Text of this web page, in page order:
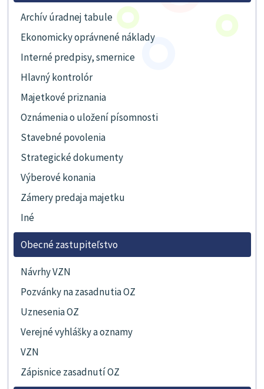
Archív úradnej tabule
Ekonomicky oprávnené náklady
Interné predpisy, smernice
Hlavný kontrolór
Majetkové priznania
Oznámenia o uložení písomnosti
Stavebné povolenia
Strategické dokumenty
Výberové konania
Zámery predaja majetku
Iné
Obecné zastupiteľstvo
Návrhy VZN
Pozvánky na zasadnutia OZ
Uznesenia OZ
Verejné vyhlášky a oznamy
VZN
Zápisnice zasadnutí OZ